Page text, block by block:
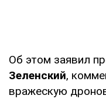
Об этом заявил
Зеленский,
вражескую